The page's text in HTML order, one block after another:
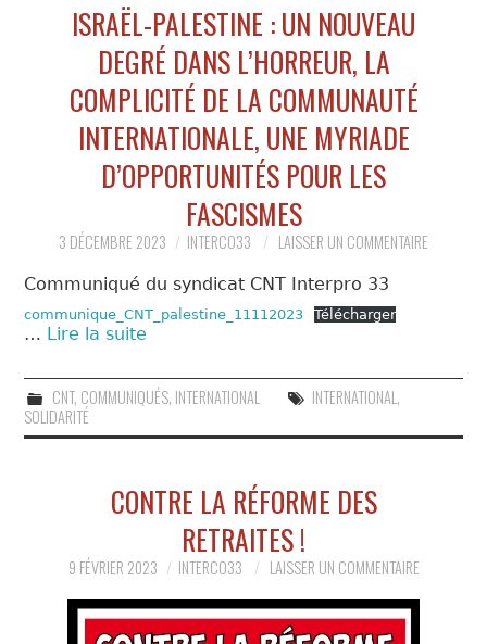
ISRAËL-PALESTINE : UN NOUVEAU
DEGRÉ DANS L’HORREUR, LA
COMPLICITÉ DE LA COMMUNAUTÉ
INTERNATIONALE, UNE MYRIADE
D’OPPORTUNITÉS POUR LES
FASCISMES
3 DÉCEMBRE 2023 INTERCO33 LAISSER UN COMMENTAIRE
Communiqué du syndicat CNT Interpro 33
communique_CNT_palestine_11112023 Télécharger
… Lire la suite
CNT, COMMUNIQUÉS, INTERNATIONAL INTERNATIONAL,
SOLIDARITÉ
CONTRE LA RÉFORME DES
RETRAITES !
9 FÉVRIER 2023 INTERCO33 LAISSER UN COMMENTAIRE